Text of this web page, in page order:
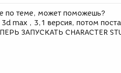
по теме, может поможешь?
3d max , 3,1 версия, потом
ЗАПУСКАТЬ CHARACTER